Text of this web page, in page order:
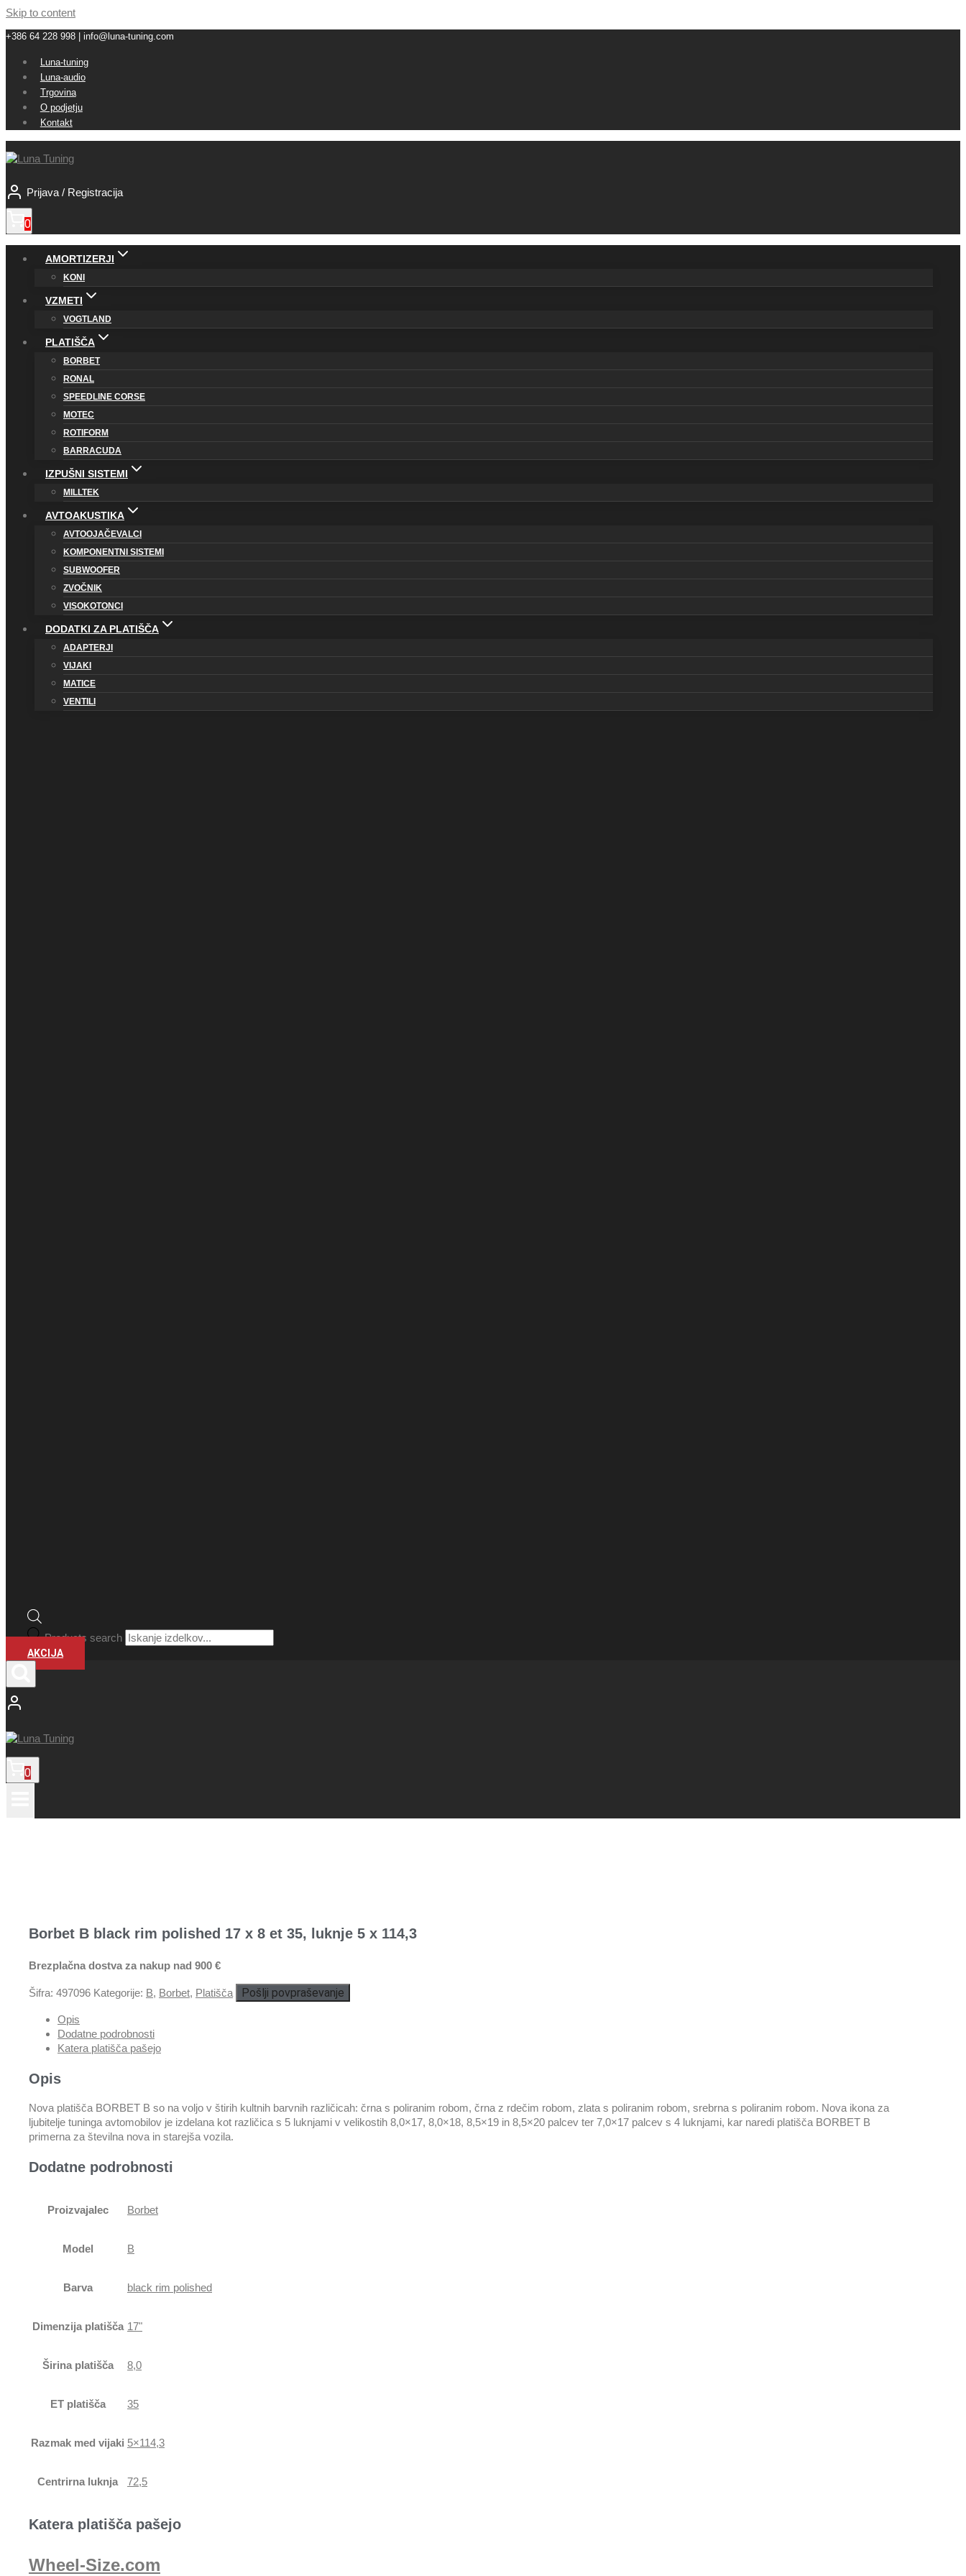
Skip to content
+386 64 228 998 | info@luna-tuning.com
Luna-tuning
Luna-audio
Trgovina
O podjetju
Kontakt
Prijava / Registracija
0
AMORTIZERJI
KONI
VZMETI
VOGTLAND
PLATIŠČA
BORBET
RONAL
SPEEDLINE CORSE
MOTEC
ROTIFORM
BARRACUDA
IZPUŠNI SISTEMI
MILLTEK
AVTOAKUSTIKA
AVTOOJAČEVALCI
KOMPONENTNI SISTEMI
SUBWOOFER
ZVOČNIK
VISOKOTONCI
DODATKI ZA PLATIŠČA
ADAPTERJI
VIJAKI
MATICE
VENTILI
Products search
AKCIJA
0
Borbet B black rim polished 17 x 8 et 35, luknje 5 x 114,3
Brezplačna dostva za nakup nad 900 €
Šifra: 497096 Kategorije: B, Borbet, Platišča Pošlji povpraševanje
Opis
Dodatne podrobnosti
Katera platišča pašejo
Opis
Nova platišča BORBET B so na voljo v štirih kultnih barvnih različicah: črna s poliranim robom, črna z rdečim robom, zlata s poliranim robom, srebrna s poliranim robom. Nova ikona za
ljubitelje tuninga avtomobilov je izdelana kot različica s 5 luknjami v velikostih 8,0×17, 8,0×18, 8,5×19 in 8,5×20 palcev ter 7,0×17 palcev s 4 luknjami, kar naredi platišča BORBET B
primerna za številna nova in starejša vozila.
Dodatne podrobnosti
Proizvajalec Borbet
Model B
Barva black rim polished
Dimenzija platišča 17"
Širina platišča 8,0
ET platišča 35
Razmak med vijaki 5×114,3
Centrirna luknja 72,5
Katera platišča pašejo
Wheel-Size.com